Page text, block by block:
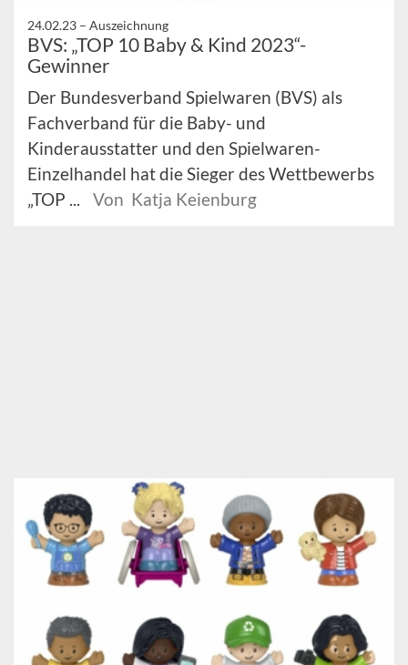
24.02.23 – Auszeichnung
BVS: „TOP 10 Baby & Kind 2023“-
Gewinner
Der Bundesverband Spielwaren (BVS) als
Fachverband für die Baby- und
Kinderausstatter und den Spielwaren-
Einzelhandel hat die Sieger des Wettbewerbs
„TOP ...
Von Katja Keienburg